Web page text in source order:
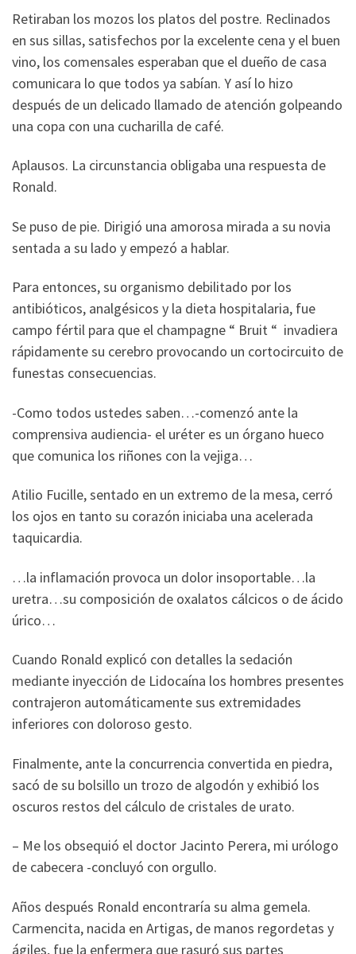
Retiraban los mozos los platos del postre. Reclinados
en sus sillas, satisfechos por la excelente cena y el buen
vino, los comensales esperaban que el dueño de casa
comunicara lo que todos ya sabían. Y así lo hizo
después de un delicado llamado de atención golpeando
una copa con una cucharilla de café.
Aplausos. La circunstancia obligaba una respuesta de
Ronald.
Se puso de pie. Dirigió una amorosa mirada a su novia
sentada a su lado y empezó a hablar.
Para entonces, su organismo debilitado por los
antibióticos, analgésicos y la dieta hospitalaria, fue
campo fértil para que el champagne “ Bruit “ invadiera
rápidamente su cerebro provocando un cortocircuito de
funestas consecuencias.
-Como todos ustedes saben…-comenzó ante la
comprensiva audiencia- el uréter es un órgano hueco
que comunica los riñones con la vejiga…
Atilio Fucille, sentado en un extremo de la mesa, cerró
los ojos en tanto su corazón iniciaba una acelerada
taquicardia.
…la inflamación provoca un dolor insoportable…la
uretra…su composición de oxalatos cálcicos o de ácido
úrico…
Cuando Ronald explicó con detalles la sedación
mediante inyección de Lidocaína los hombres presentes
contrajeron automáticamente sus extremidades
inferiores con doloroso gesto.
Finalmente, ante la concurrencia convertida en piedra,
sacó de su bolsillo un trozo de algodón y exhibió los
oscuros restos del cálculo de cristales de urato.
– Me los obsequió el doctor Jacinto Perera, mi urólogo
de cabecera -concluyó con orgullo.
Años después Ronald encontraría su alma gemela.
Carmencita, nacida en Artigas, de manos regordetas y
ágiles, fue la enfermera que rasuró sus partes